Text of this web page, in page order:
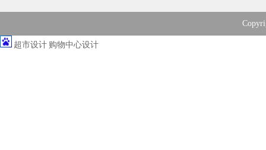
超市设计 购物中心设计